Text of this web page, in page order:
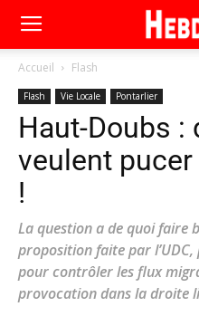
Accueil Flash
Flash Vie Locale Pontarlier
Haut-Doubs :
veulent
!
La question a de quoi faire
proposition faite par
pour contrôler les flux
provocation dans la droite